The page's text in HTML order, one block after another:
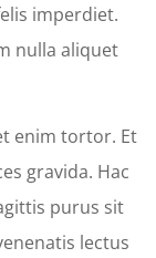
imperdiet.
nulla aliquet
enim tortor. Et
gravida. Hac
purus sit
lectus